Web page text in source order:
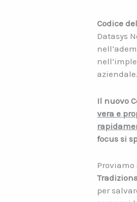
Codice
Datasys
aziendale.
Il nuovo
vera e
focus si
per